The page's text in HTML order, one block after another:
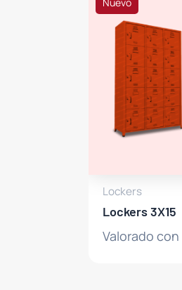
Nuevo
Lockers
Lockers 3X15
Valorado con